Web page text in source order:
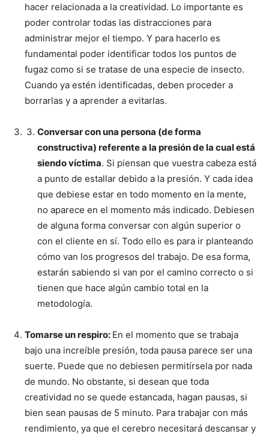
hacer relacionada a la creatividad. Lo importante es
poder controlar todas las distracciones para
administrar mejor el tiempo. Y para hacerlo es
fundamental poder identificar todos los puntos de
fugaz como si se tratase de una especie de insecto.
Cuando ya estén identificadas, deben proceder a
borrarlas y a aprender a evitarlas.
Conversar con una persona (de forma
constructiva) referente a la presión de la cual está
siendo víctima. Si piensan que vuestra cabeza está
a punto de estallar debido a la presión. Y cada idea
que debiese estar en todo momento en la mente,
no aparece en el momento más indicado. Debiesen
de alguna forma conversar con algún superior o
con el cliente en sí. Todo ello es para ir planteando
cómo van los progresos del trabajo. De esa forma,
estarán sabiendo si van por el camino correcto o si
tienen que hace algún cambio total en la
metodología.
Tomarse un respiro: En el momento que se trabaja
bajo una increíble presión, toda pausa parece ser una
suerte. Puede que no debiesen permitírsela por nada
de mundo. No obstante, si desean que toda
creatividad no se quede estancada, hagan pausas, si
bien sean pausas de 5 minuto. Para trabajar con más
rendimiento, ya que el cerebro necesitará descansar y